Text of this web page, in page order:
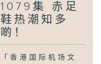
1079集 赤足
鞋热潮知多
啲！
「香港国际机场文